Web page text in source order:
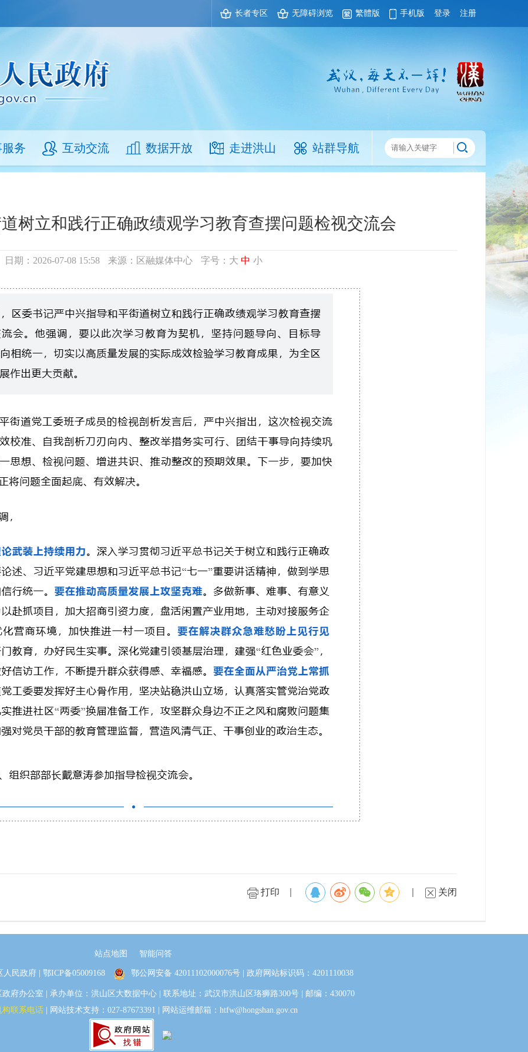
长者专区 无障碍浏览 繁體版 手机版 登录 注册
务 互动交流 数据开放 走进洪山 站群导航
树立和践行正确政绩观学习教育查摆问题检视交流会
日期：2026-07-08 15:58 来源：区融媒体中心 字号： 大 中 小
打印 关闭
站点地图 智能问答
民政府 | 鄂ICP备05009168 鄂公网安备 42011102000076号 | 政府网站标识码：4201110038
府办公室 | 承办单位：洪山区大数据中心 | 联系地址：武汉市洪山区珞狮路300号 | 邮编：430070
构联系电话| 网站技术支持：027-87673391 | 网站运维邮箱：htfw@hongshan.gov.cn